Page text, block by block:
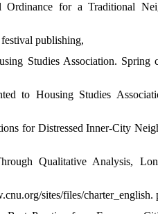
for a Traditional
publishing,
Studies Association. Spring
to Housing Studies
for Distressed Inner-City
Qualitative Analysis,
sites/files/charter_english.